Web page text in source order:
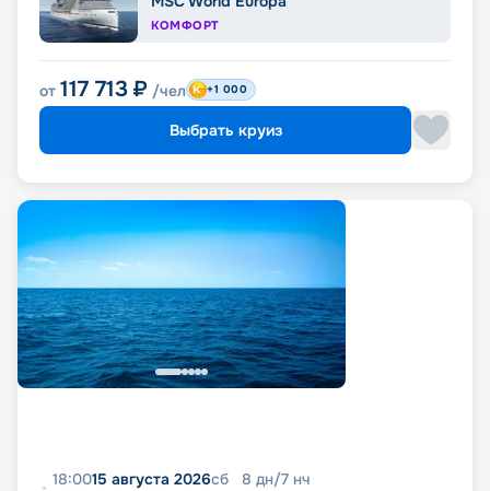
КОМФОРТ
от 117 713 ₽ /чел +1 000
Выбрать круиз
18:0015 августа 2026сб 8 дн/7 нч